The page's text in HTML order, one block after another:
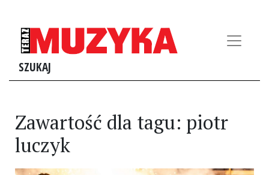
SZUKAJ
Zawartość dla tagu: piotr
luczyk